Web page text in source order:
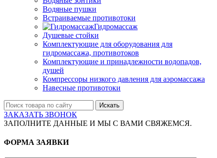
Водяные пушки
Встраиваемые противотоки
Гидромассаж
Душевые стойки
Комплектующие для оборудования для
гидромассажа, противотоков
Комплектующие и принадлежности водопадов,
душей
Компрессоры низкого давления для аэромассажа
Навесные противотоки
Искать
ЗАКАЗАТЬ ЗВОНОК
ЗАПОЛНИТЕ ДАННЫЕ И МЫ С ВАМИ СВЯЖЕМСЯ.
ФОРМА ЗАЯВКИ